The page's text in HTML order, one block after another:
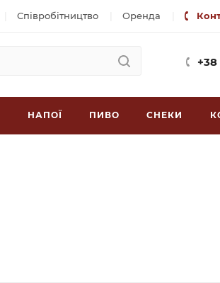
Співробітництво Оренда
НАПОЇ ПИВО СНЕКИ